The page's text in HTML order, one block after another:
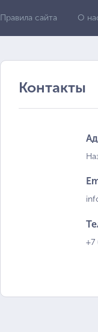
Правила сайта О
Контакты
+7